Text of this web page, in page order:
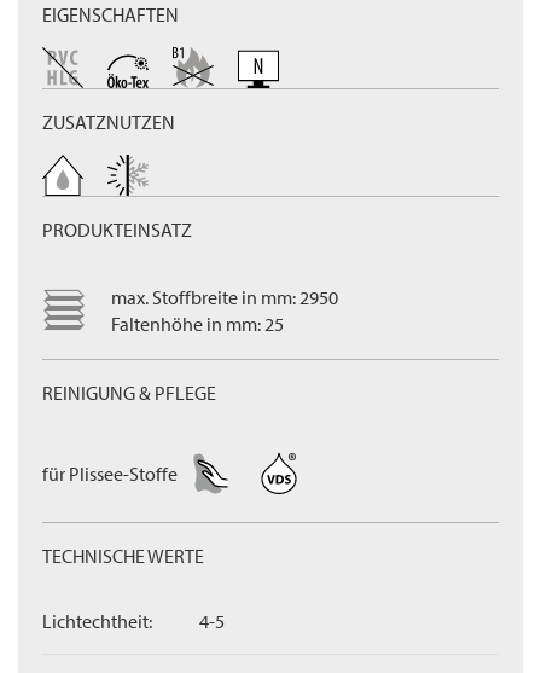
EIGENSCHAFTEN
ZUSATZNUTZEN
PRODUKTEINSATZ
max. Stoffbreite in mm: 2950
Faltenhöhe in mm: 25
REINIGUNG & PFLEGE
für Plissee-Stoffe
TECHNISCHE WERTE
Lichtechtheit: 4-5